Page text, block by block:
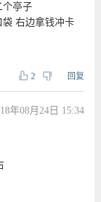
个亭子
右边拿钱冲卡
2 回复
年08月24日 15:34